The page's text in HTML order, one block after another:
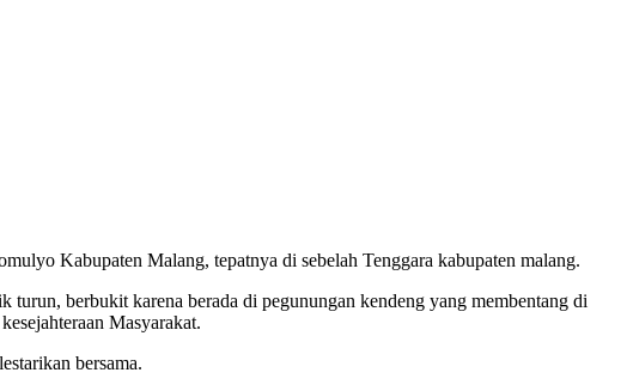
Kabupaten Malang, tepatnya di sebelah Tenggara kabupaten malang.
berbukit karena berada di pegunungan kendeng yang membentang di
Masyarakat.
bersama.